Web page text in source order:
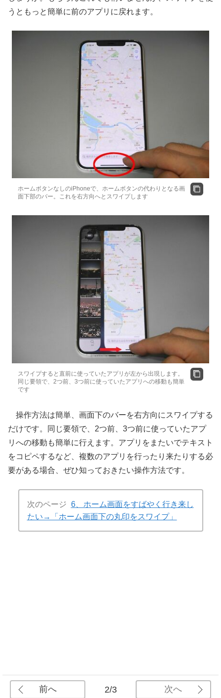
うともっと簡単に前のアプリに戻れます。
ホームボタンなしのiPhoneで、ホームボタンの代わりとなる画
面下部のバー。これを右方向へとスワイプします
スワイプすると直前に使っていたアプリが左から出現します。
同じ要領で、2つ前、3つ前に使っていたアプリへの移動も簡単
です
操作方法は簡単、画面下のバーを右方向にスワイプする
だけです。同じ要領で、2つ前、3つ前に使っていたアプ
リへの移動も簡単に行えます。アプリをまたいでテキスト
をコピペするなど、複数のアプリを行ったり来たりする必
要がある場合、ぜひ知っておきたい操作方法です。
次のページ 6、ホーム画面をすばやく行き来し
たい→「ホーム画面下の丸印をスワイプ」
前へ 2/3 次へ